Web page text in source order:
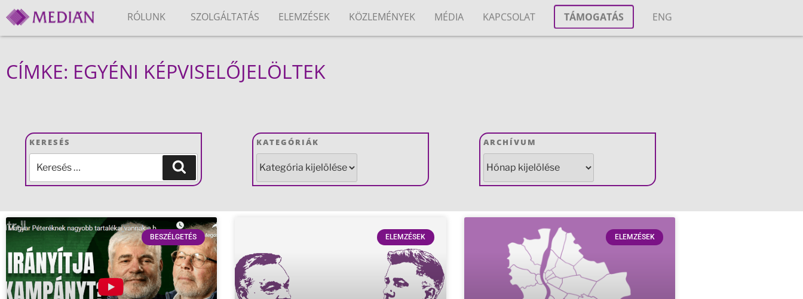
RÓLUNK SZOLGÁLTATÁS ELEMZÉSEK KÖZLEMÉNYEK MÉDIA KAPCSOLAT TÁMOGATÁS ENG
CÍMKE: EGYÉNI KÉPVISELŐJELÖLTEK
KERESÉS KATEGÓRIÁK ARCHÍVUM
BESZÉLGETÉS ELEMZÉSEK ELEMZÉSEK